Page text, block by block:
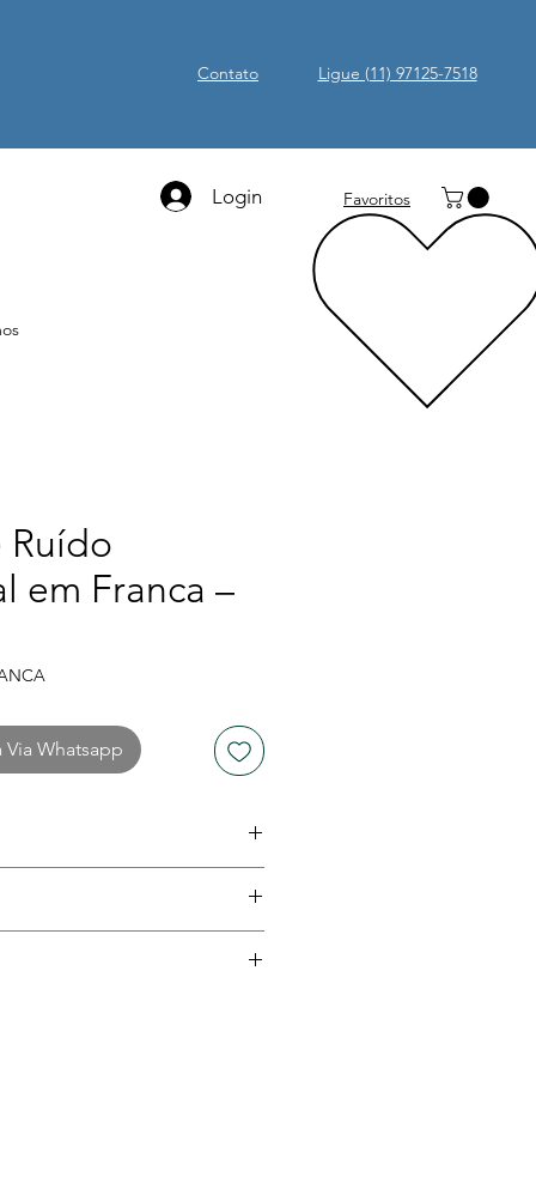
Contato Ligue (11) 97125-7518
Login Favoritos
Ruído
em Franca –
Whatsapp
de impacto sonoro